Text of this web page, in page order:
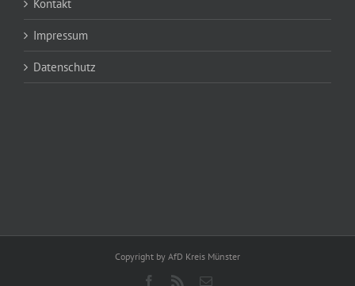
Kontakt
Impressum
Datenschutz
Copyright by AfD Kreis Münster
Facebook
Rss E-